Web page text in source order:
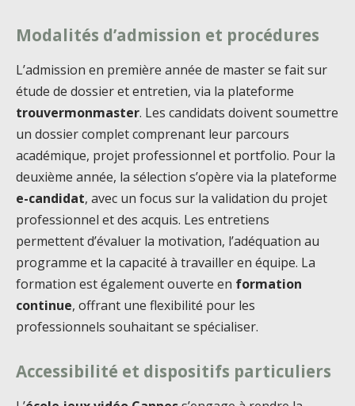
Modalités d’admission et procédures
L’admission en première année de master se fait sur
étude de dossier et entretien, via la plateforme
trouvermonmaster. Les candidats doivent soumettre
un dossier complet comprenant leur parcours
académique, projet professionnel et portfolio. Pour la
deuxième année, la sélection s’opère via la plateforme
e-candidat, avec un focus sur la validation du projet
professionnel et des acquis. Les entretiens
permettent d’évaluer la motivation, l’adéquation au
programme et la capacité à travailler en équipe. La
formation est également ouverte en formation
continue, offrant une flexibilité pour les
professionnels souhaitant se spécialiser.
Accessibilité et dispositifs particuliers